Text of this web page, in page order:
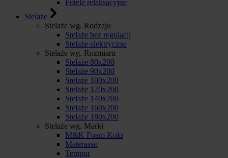
Fotele relaksacyjne
Stelaże
Stelaże wg. Rodzaju
Stelaże bez regulacji
Stelaże elektryczne
Stelaże wg. Rozmiaru
Stelaże 80x200
Stelaże 90x200
Stelaże 100x200
Stelaże 120x200
Stelaże 140x200
Stelaże 160x200
Stelaże 180x200
Stelaże wg. Marki
M&K Foam Kolo
Materasso
Tempur